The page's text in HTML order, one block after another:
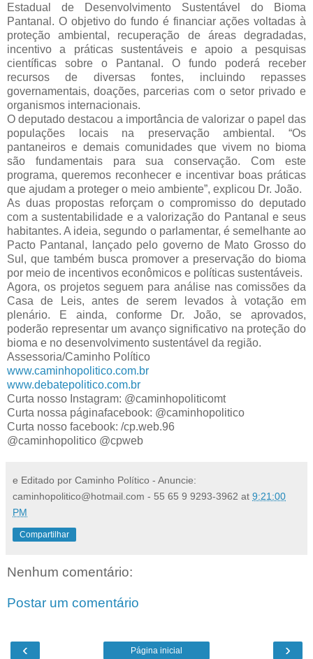
Estadual de Desenvolvimento Sustentável do Bioma
Pantanal. O objetivo do fundo é financiar ações voltadas à
proteção ambiental, recuperação de áreas degradadas,
incentivo a práticas sustentáveis e apoio a pesquisas
científicas sobre o Pantanal. O fundo poderá receber
recursos de diversas fontes, incluindo repasses
governamentais, doações, parcerias com o setor privado e
organismos internacionais.
O deputado destacou a importância de valorizar o papel das
populações locais na preservação ambiental. “Os
pantaneiros e demais comunidades que vivem no bioma
são fundamentais para sua conservação. Com este
programa, queremos reconhecer e incentivar boas práticas
que ajudam a proteger o meio ambiente”, explicou Dr. João.
As duas propostas reforçam o compromisso do deputado
com a sustentabilidade e a valorização do Pantanal e seus
habitantes. A ideia, segundo o parlamentar, é semelhante ao
Pacto Pantanal, lançado pelo governo de Mato Grosso do
Sul, que também busca promover a preservação do bioma
por meio de incentivos econômicos e políticas sustentáveis.
Agora, os projetos seguem para análise nas comissões da
Casa de Leis, antes de serem levados à votação em
plenário. E ainda, conforme Dr. João, se aprovados,
poderão representar um avanço significativo na proteção do
bioma e no desenvolvimento sustentável da região.
Assessoria/Caminho Político
www.caminhopolitico.com.br
www.debatepolitico.com.br
Curta nosso Instagram: @caminhopoliticomt
Curta nossa páginafacebook: @caminhopolitico
Curta nosso facebook: /cp.web.96
@caminhopolitico @cpweb
e Editado por Caminho Político - Anuncie:
caminhopolitico@hotmail.com - 55 65 9 9293-3962 at 9:21:00
PM
Compartilhar
Nenhum comentário:
Postar um comentário
‹ ›
Página inicial